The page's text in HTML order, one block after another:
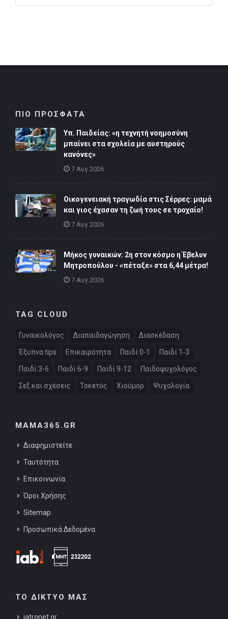
ΠΙΟ ΠΡΟΣΦΑΤΑ
Υπ. Παιδείας: «η τεχνητή νοημοσύνη
μπαίνει στα σχολεία με αυστηρούς
κανόνες»
7 Αυγ 2026
Οικογενειακή τραγωδία στις Σέρρες: μαμά
και γιος έχασαν τη ζωή τους σε τροχαίο!
7 Αυγ 2026
Μήκος γυναικών: 2η στον κόσμο η Έβελυν
Μητροπούλου - «πέταξε» στα 6,44 μέτρα!
7 Αυγ 2026
TAG CLOUD
Γυναικολόγος Διαπαιδαγώγηση Διασκέδαση
Έξυπνα tips Επικαιρότητα Παιδί 0-1 Παιδί 1-3
Παιδί 3-6 Παιδί 6-9 Παιδί 9-12 Παιδοψυχολόγος
Σεξ και σχέσεις Τοκετός Χιούμορ Ψυχολογία
MAMA365.GR
Διαφημιστείτε
Ταυτότητα
Επικοινωνία
Όροι Χρήσης
Sitemap
Προσωπικά Δεδομένα
ΤΟ ΔΙΚΤΥΟ ΜΑΣ
iatronet.gr